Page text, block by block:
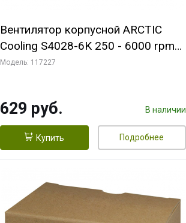
Вентилятор корпусной ARCTIC
Cooling S4028-6K 250 - 6000 rpm
Dual Ball Bearing 4-Pin Fan-
Модель: 117227
629 руб. В наличии
Купить Подробнее